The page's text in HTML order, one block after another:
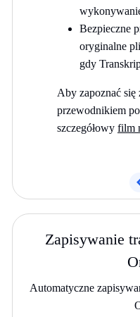
Bezpieczne
oryginalne
gdy
Aby zapoznać się
przewodnikiem
szczegółowy film
Zapisywanie
Automatyczne